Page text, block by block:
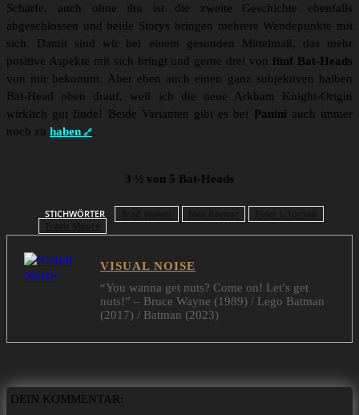
Schärfe, auch ohne ihn ist die zweite Geschichte ebenfalls
abgeschlossen und beide Storys bringen mehrere Wendepunkte mit
sich. Damit sind wir bei einem gesunden Mittelmaß, das mehr
positive Aspekte mit sich bringt und gerne drei von fünf Bat-Heads
von mir bekommt. Aber eben auch einen ganz subjektiven halben
Bat-Head oben drauf, weil ich die neue Arkham Knight-Origin
wirklich gut finde! Beide Varianten gibt es bei Panini auch immer
noch zu haben .
3 ½ von 5 Bat-Heads
STICHWÖRTER
VISUAL NOISE
“You wanna get nuts? Come on! Let’s get
nuts!” – Bruce Wayne (1989) / Lego Batman
(2017) / Batman (2023)
DEIN KOMMENTAR: